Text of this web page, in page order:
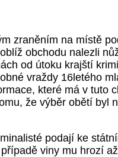
zraněním na místě
obchodu nalezli
od útoku krajští
vraždy 16letého
které má v tuto
že výběr obětí byl
podají ke
viny mu hrozí